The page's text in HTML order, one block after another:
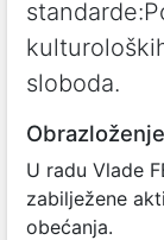
sloboda.
Obrazloženje
U radu Vlade
zabilježene
obećanja.